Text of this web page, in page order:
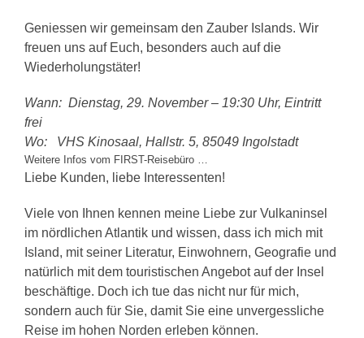
Geniessen wir gemeinsam den Zauber Islands. Wir
freuen uns auf Euch, besonders auch auf die
Wiederholungstäter!
Wann: Dienstag, 29. November – 19:30 Uhr, Eintritt
frei
Wo: VHS Kinosaal, Hallstr. 5, 85049 Ingolstadt
Weitere Infos vom FIRST-Reisebüro …
Liebe Kunden, liebe Interessenten!
Viele von Ihnen kennen meine Liebe zur Vulkaninsel
im nördlichen Atlantik und wissen, dass ich mich mit
Island, mit seiner Literatur, Einwohnern, Geografie und
natürlich mit dem touristischen Angebot auf der Insel
beschäftige. Doch ich tue das nicht nur für mich,
sondern auch für Sie, damit Sie eine unvergessliche
Reise im hohen Norden erleben können.